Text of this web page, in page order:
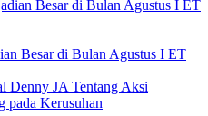
Besar di Bulan Agustus I ET